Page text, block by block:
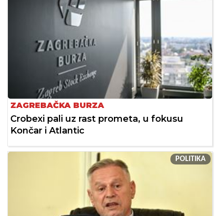
ZAGREBAČKA BURZA
Crobexi pali uz rast prometa, u fokusu
Končar i Atlantic
POLITIKA